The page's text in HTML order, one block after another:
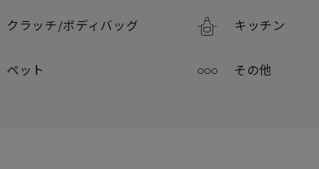
クラッチ/ボディバッグ キッチン
ペット その他